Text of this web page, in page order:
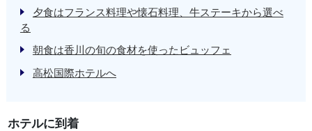
夕食はフランス料理や懐石料理、牛ステーキから選べ
る
朝食は香川の旬の食材を使ったビュッフェ
高松国際ホテルへ
ホテルに到着